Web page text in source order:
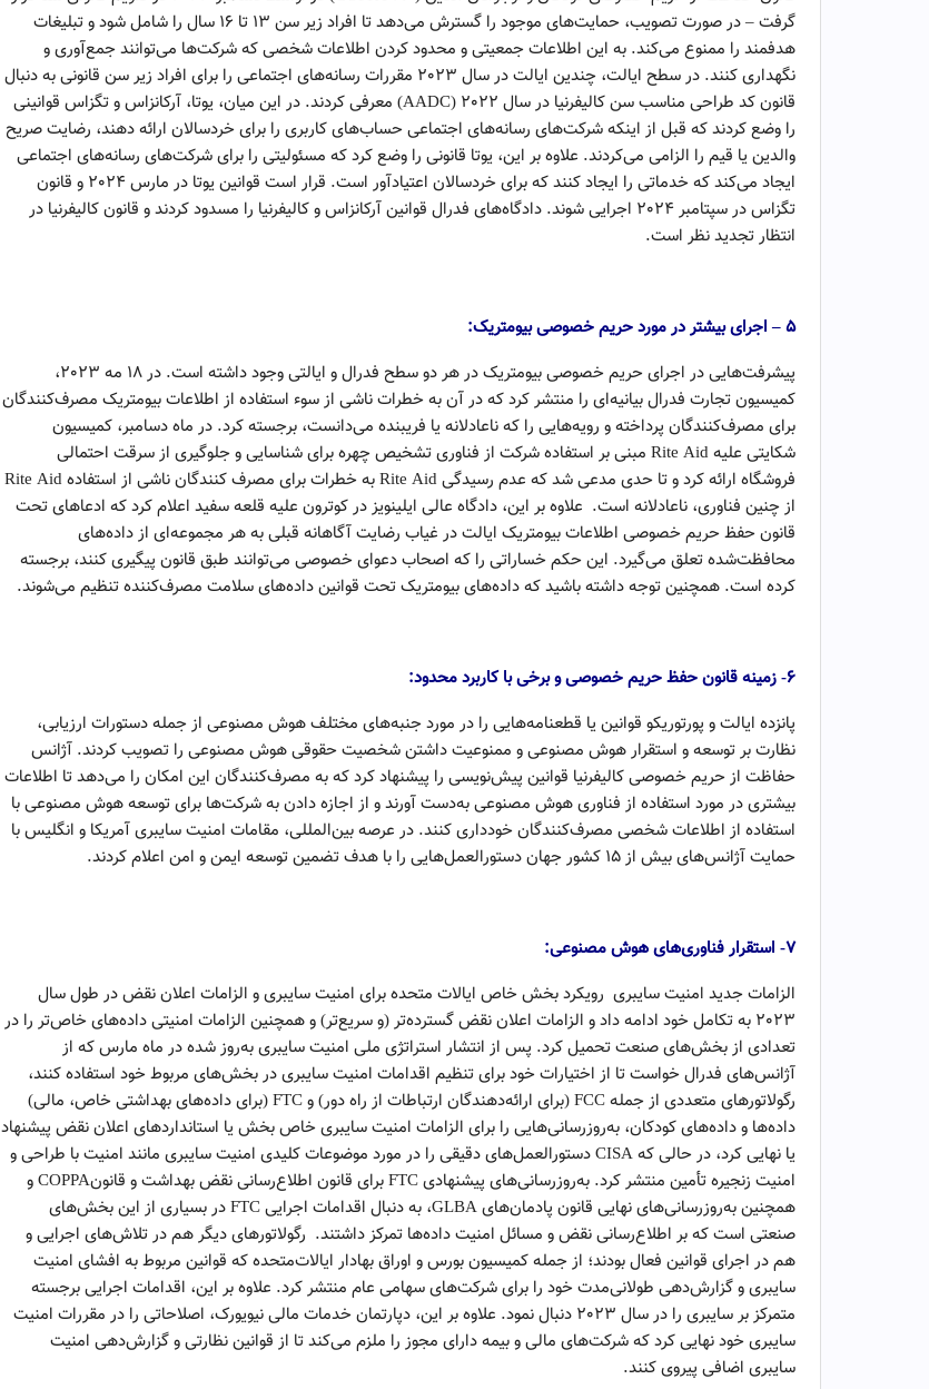
گرفت – در صورت تصویب، حمایت‌های موجود را گسترش می‌دهد تا افراد زیر سن 13 تا 16 سال را شامل شود و تبلیغات
هدفمند را ممنوع می‌کند. به این اطلاعات جمعیتی و محدود کردن اطلاعات شخصی که شرکت‌ها می‌توانند جمع‌آوری و
نگهداری کنند. در سطح ایالت، چندین ایالت در سال 2023 مقررات رسانه‌های اجتماعی را برای افراد زیر سن قانونی به دنبال
قانون کد طراحی مناسب سن کالیفرنیا در سال 2022 (AADC) معرفی کردند. در این میان، یوتا، آرکانزاس و تگزاس قوانینی
را وضع کردند که قبل از اینکه شرکت‌های رسانه‌های اجتماعی حساب‌های کاربری را برای خردسالان ارائه دهند، رضایت صریح
والدین یا قیم را الزامی می‌کردند. علاوه بر این، یوتا قانونی را وضع کرد که مسئولیتی را برای شرکت‌های رسانه‌های اجتماعی
ایجاد می‌کند که خدماتی را ایجاد کنند که برای خردسالان اعتیادآور است. قرار است قوانین یوتا در مارس 2024 و قانون
تگزاس در سپتامبر 2024 اجرایی شوند. دادگاه‌های فدرال قوانین آرکانزاس و کالیفرنیا را مسدود کردند و قانون کالیفرنیا در
انتظار تجدید نظر است.
۵ – اجرای بیشتر در مورد حریم خصوصی بیومتریک:
پیشرفت‌هایی در اجرای حریم خصوصی بیومتریک در هر دو سطح فدرال و ایالتی وجود داشته است. در 18 مه 2023،
کمیسیون تجارت فدرال بیانیه‌ای را منتشر کرد که در آن به خطرات ناشی از سوء استفاده از اطلاعات بیومتریک مصرف‌کنندگان
برای مصرف‌کنندگان پرداخته و رویه‌هایی را که ناعادلانه یا فریبنده می‌دانست، برجسته کرد. در ماه دسامبر، کمیسیون
شکایتی علیه Rite Aid مبنی بر استفاده شرکت از فناوری تشخیص چهره برای شناسایی و جلوگیری از سرقت احتمالی
فروشگاه ارائه کرد و تا حدی مدعی شد که عدم رسیدگی Rite Aid به خطرات برای مصرف کنندگان ناشی از استفاده Rite Aid
از چنین فناوری، ناعادلانه است. علاوه بر این، دادگاه عالی ایلینویز در کوترون علیه قلعه سفید اعلام کرد که ادعاهای تحت
قانون حفظ حریم خصوصی اطلاعات بیومتریک ایالت در غیاب رضایت آگاهانه قبلی به هر مجموعه‌ای از داده‌های
محافظت‌شده تعلق می‌گیرد. این حکم خساراتی را که اصحاب دعوای خصوصی می‌توانند طبق قانون پیگیری کنند، برجسته
کرده است. همچنین توجه داشته باشید که داده‌های بیومتریک تحت قوانین داده‌های سلامت مصرف‌کننده تنظیم می‌شوند.
۶- زمینه قانون حفظ حریم خصوصی و برخی با کاربرد محدود:
پانزده ایالت و پورتوریکو قوانین یا قطعنامه‌هایی را در مورد جنبه‌های مختلف هوش مصنوعی از جمله دستورات ارزیابی،
نظارت بر توسعه و استقرار هوش مصنوعی و ممنوعیت داشتن شخصیت حقوقی هوش مصنوعی را تصویب کردند. آژانس
حفاظت از حریم خصوصی کالیفرنیا قوانین پیش‌نویسی را پیشنهاد کرد که به مصرف‌کنندگان این امکان را می‌دهد تا اطلاعات
بیشتری در مورد استفاده از فناوری هوش مصنوعی به‌دست آورند و از اجازه دادن به شرکت‌ها برای توسعه هوش مصنوعی با
استفاده از اطلاعات شخصی مصرف‌کنندگان خودداری کنند. در عرصه بین‌المللی، مقامات امنیت سایبری آمریکا و انگلیس با
حمایت آژانس‌های بیش از ۱۵ کشور جهان دستورالعمل‌هایی را با هدف تضمین توسعه ایمن و امن اعلام کردند.
۷- استقرار فناوری‌های هوش مصنوعی:
الزامات جدید امنیت سایبری رویکرد بخش خاص ایالات متحده برای امنیت سایبری و الزامات اعلان نقض در طول سال
2023 به تکامل خود ادامه داد و الزامات اعلان نقض گسترده‌تر (و سریع‌تر) و همچنین الزامات امنیتی داده‌های خاص‌تر را در
تعدادی از بخش‌های صنعت تحمیل کرد. پس از انتشار استراتژی ملی امنیت سایبری به‌روز شده در ماه مارس که از
آژانس‌های فدرال خواست تا از اختیارات خود برای تنظیم اقدامات امنیت سایبری در بخش‌های مربوط خود استفاده کنند،
رگولاتورهای متعددی از جمله FCC (برای ارائه‌دهندگان ارتباطات از راه دور) و FTC (برای داده‌های بهداشتی خاص، مالی)
داده‌ها و داده‌های کودکان، به‌روزرسانی‌هایی را برای الزامات امنیت سایبری خاص بخش یا استانداردهای اعلان نقض پیشنهاد
یا نهایی کرد، در حالی که CISA دستورالعمل‌های دقیقی را در مورد موضوعات کلیدی امنیت سایبری مانند امنیت با طراحی و
امنیت زنجیره تأمین منتشر کرد. به‌روزرسانی‌های پیشنهادی FTC برای قانون اطلاع‌رسانی نقض بهداشت و قانونCOPPA و
همچنین به‌روزرسانی‌های نهایی قانون پادمان‌های GLBA، به دنبال اقدامات اجرایی FTC در بسیاری از این بخش‌های
صنعتی است که بر اطلاع‌رسانی نقض و مسائل امنیت داده‌ها تمرکز داشتند. رگولاتور‌های دیگر هم در تلاش‌های اجرایی و
هم در اجرای قوانین فعال بودند؛ از جمله کمیسیون بورس و اوراق بهادار ایالات‌متحده که قوانین مربوط به افشای امنیت
سایبری و گزارش‌دهی طولانی‌مدت خود را برای شرکت‌های سهامی عام منتشر کرد. علاوه بر این، اقدامات اجرایی برجسته
متمرکز بر سایبری را در سال 2023 دنبال نمود. علاوه بر این، دپارتمان خدمات مالی نیویورک، اصلاحاتی را در مقررات امنیت
سایبری خود نهایی کرد که شرکت‌های مالی و بیمه دارای مجوز را ملزم می‌کند تا از قوانین نظارتی و گزارش‌دهی امنیت
سایبری اضافی پیروی کنند.